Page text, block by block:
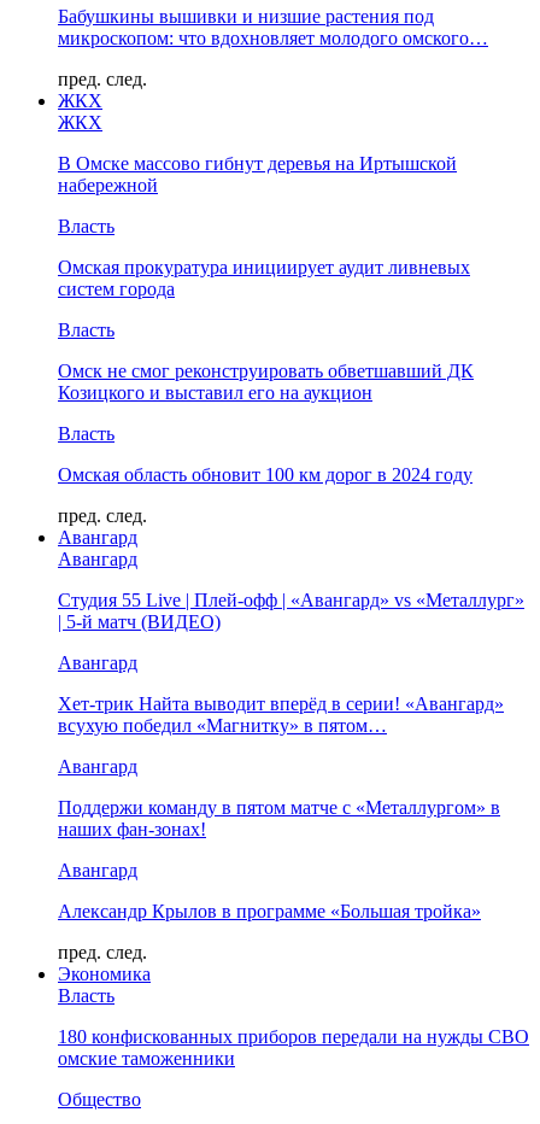
Бабушкины вышивки и низшие растения под
микроскопом: что вдохновляет молодого омского…
пред. след.
ЖКХ
ЖКХ
В Омске массово гибнут деревья на Иртышской
набережной
Власть
Омская прокуратура инициирует аудит ливневых
систем города
Власть
Омск не смог реконструировать обветшавший ДК
Козицкого и выставил его на аукцион
Власть
Омская область обновит 100 км дорог в 2024 году
пред. след.
Авангард
Авангард
Студия 55 Live | Плей-офф | «Авангард» vs «Металлург»
| 5-й матч (ВИДЕО)
Авангард
Хет-трик Найта выводит вперёд в серии! «Авангард»
всухую победил «Магнитку» в пятом…
Авангард
Поддержи команду в пятом матче с «Металлургом» в
наших фан-зонах!
Авангард
Александр Крылов в программе «Большая тройка»
пред. след.
Экономика
Власть
180 конфискованных приборов передали на нужды СВО
омские таможенники
Общество